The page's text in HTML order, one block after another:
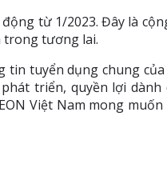
từ 1/2023. Đây là
trong tương lai.
tin tuyển dụng chung
triển, quyền lợi
Việt Nam mong